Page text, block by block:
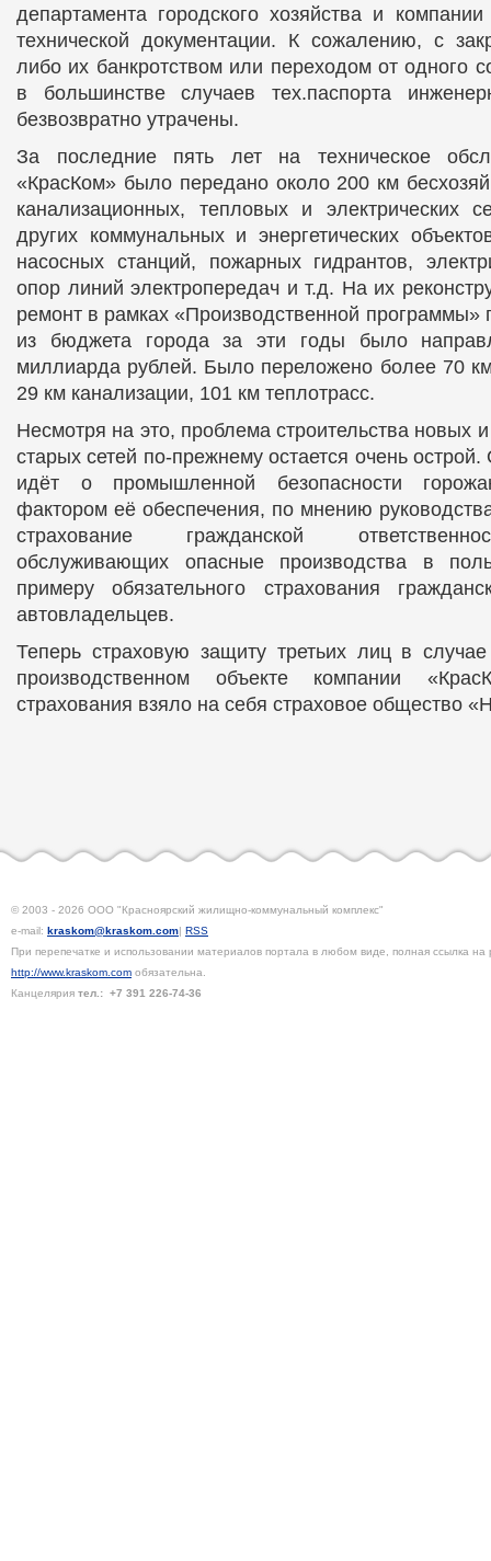
департамента городского хозяйства и
технической документации. К сожалению, с
либо их банкротством или переходом от одного
в большинстве случаев тех.паспорта
безвозвратно утрачены.
За последние пять лет на техническое
«КрасКом» было передано около 200 км
канализационных, тепловых и электрических
других коммунальных и энергетических
насосных станций, пожарных гидрантов,
опор линий электропередач и т.д. На их
ремонт в рамках «Производственной программы»
из бюджета города за эти годы было
миллиарда рублей. Было переложено более 70
29 км канализации, 101 км теплотрасс.
Несмотря на это, проблема строительства новых
старых сетей по-прежнему остается очень острой.
идёт о промышленной безопасности
фактором её обеспечения, по мнению
страхование гражданской
обслуживающих опасные производства в
примеру обязательного страхования
автовладельцев.
Теперь страховую защиту третьих лиц в
производственном объекте компании
страхования взяло на себя страховое общество
© 2003 - 2026 ООО "Красноярский жилищно-коммунальный комплекс"
e-mail: kraskom@kraskom.com| RSS
При перепечатке и использовании материалов портала в любом виде, полная ссылка на
http://www.kraskom.com обязательна.
Канцелярия тел.: +7 391 226-74-36